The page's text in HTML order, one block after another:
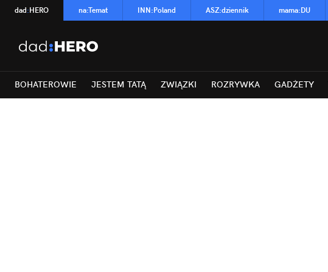
dad:HERO na:Temat INN:Poland ASZ:dziennik mama:DU
BOHATEROWIE JESTEM TATĄ ZWIĄZKI ROZRYWKA GADŻETY